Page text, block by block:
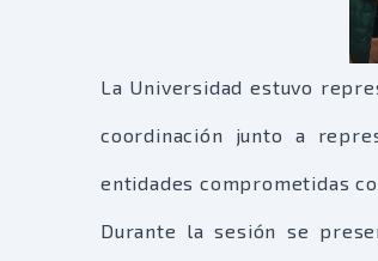
La Universidad estuvo
coordinación junto a
entidades comprometidas
Durante la sesión se